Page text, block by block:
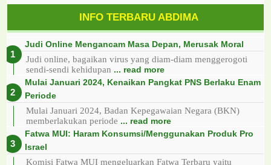
INFO TERBARU ABDIMA
Judi Online Mengancam Masa Depan, Merusak Moral
Judi online, bagaikan virus yang diam-diam menggerogoti
sendi-sendi kehidupan ... read more
Mulai Januari 2024, Kenaikan Pangkat PNS Berlaku Enam
Periode
Mulai Januari 2024, Badan Kepegawaian Negara (BKN)
memberlakukan periode ... read more
Fatwa MUI: Haram Konsumsi/Menggunakan Produk Pro
Israel
Komisi Fatwa MUI mengeluarkan Fatwa Terbaru yaitu